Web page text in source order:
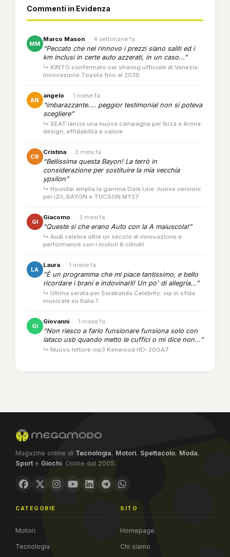
Commenti in Evidenza
MM
Marco Mason · 4 settimane fa
“Peccato che nel rinnovo i prezzi siano saliti ed i
km inclusi in certe auto azzerati, in un caso...”
↳ KINTO confermato car sharing ufficiale di Venezia:
innovazione Toyota fino al 2030
AN
angelo · 1 mese fa
“imbarazzante.... peggior testimonial non si poteva
scegliere”
↳ SEAT lancia una nuova campagna per Ibiza e Arona:
design, affidabilità e valore
CR
Cristina · 2 mesi fa
“Bellissima questa Bayon! La terrò in
considerazione per sostituire la mia vecchia
ypsilon”
↳ Hyundai amplia la gamma Dark Line: nuove versioni
per i20, BAYON e TUCSON MY27
GI
Giacomo · 3 mesi fa
“Queste si che erano Auto con la A maiuscola!”
↳ Audi celebra oltre un secolo di innovazione e
performance con i motori 6 cilindri
LA
Laura · 1 mese fa
“È un programma che mi piace tantissimo, e bello
ricordare i brani e indovinarli! Un po' di allegria...”
↳ Ultima serata per Sarabanda Celebrity: vip in sfida
musicale su Italia 1
GI
Giovanni · 1 mese fa
“Non riesco a farlo funsionare funsiona solo con
lataco usb quando metto le cuffici o mi dice non...”
↳ Nuovo lettore mp3 Kenwood HD-20GA7
Magazine online di Tecnologia, Motori, Spettacolo, Moda,
Sport e Giochi. Online dal 2005.
CATEGORIE
Motori
Tecnologia
SITO
Homepage
Chi siamo